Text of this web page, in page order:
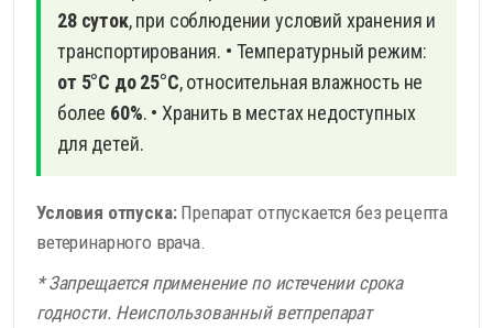
28 суток, при соблюдении условий хранения и
транспортирования. • Температурный режим:
от 5°С до 25°С, относительная влажность не
более 60%. • Хранить в местах недоступных
для детей.
Условия отпуска:Препарат отпускается без рецепта
ветеринарного врача.
* Запрещается применение по истечении срока
годности. Неиспользованный ветпрепарат